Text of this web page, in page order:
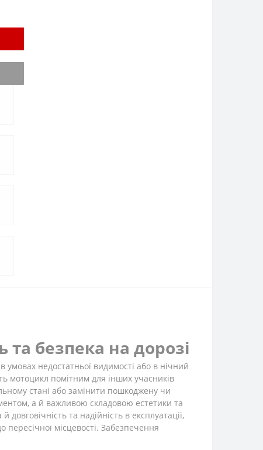
та безпека на дорозі
недостатньої видимості або в нічний
мотоцикл помітним для інших учасників
стані або замінити пошкоджену чи
а й важливою складовою естетики та
та надійність в експлуатації,
місцевості. Забезпечення